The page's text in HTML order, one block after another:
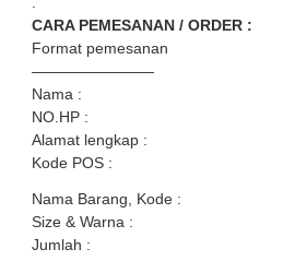
CARA PEMESANAN / ORDER :
Format pemesanan
————————
Nama :
NO.HP :
Alamat lengkap :
Kode POS :
Nama Barang, Kode :
Size & Warna :
Jumlah :